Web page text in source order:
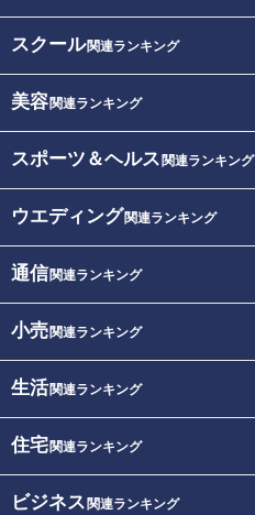
スクール関連ランキング
美容関連ランキング
スポーツ＆ヘルス 関連ランキング
ウエディング関連ランキング
通信関連ランキング
小売関連ランキング
生活関連ランキング
住宅関連ランキング
ビジネス 関連ランキング